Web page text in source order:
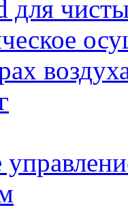
для